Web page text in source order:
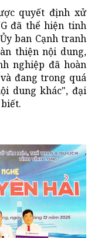
quyết định xử
đã thể hiện tinh
ban Cạnh tranh
thiện nội dung,
nghiệp đã hoàn
đang trong quá
dung khác", đại